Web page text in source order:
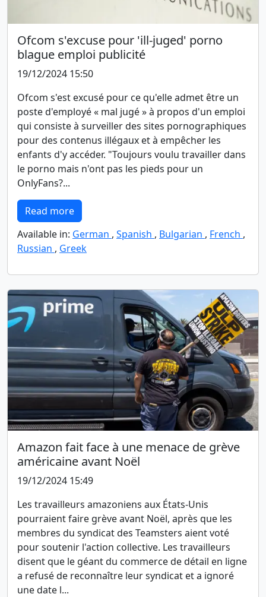
Ofcom s'excuse pour 'ill-juged' porno
blague emploi publicité
19/12/2024 15:50
Ofcom s'est excusé pour ce qu'elle admet être un
poste d'employé « mal jugé » à propos d'un emploi
qui consiste à surveiller des sites pornographiques
pour des contenus illégaux et à empêcher les
enfants d'y accéder. "Toujours voulu travailler dans
le porno mais n'ont pas les pieds pour un
OnlyFans?...
Read more
Available in: German , Spanish , Bulgarian , French ,
Russian , Greek
Amazon fait face à une menace de grève
américaine avant Noël
19/12/2024 15:49
Les travailleurs amazoniens aux États-Unis
pourraient faire grève avant Noël, après que les
membres du syndicat des Teamsters aient voté
pour soutenir l'action collective. Les travailleurs
disent que le géant du commerce de détail en ligne
a refusé de reconnaître leur syndicat et a ignoré
une date l...